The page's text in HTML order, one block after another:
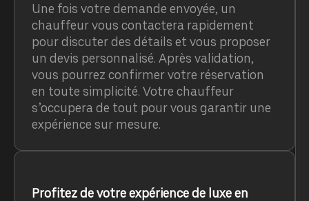
Une fois votre demande envoyée, un
chauffeur vous contactera rapidement
pour discuter des détails et vous proposer
un devis personnalisé. Après validation,
vous pourrez confirmer votre réservation
en toute simplicité. Votre chauffeur
s’occupera de tout pour vous garantir une
expérience sur mesure.
Profitez de votre expérience de luxe en